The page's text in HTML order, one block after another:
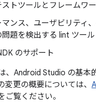
トツールとフレームワ
ンス、ユーザビリティ
題を検出する lint ツール
のサポート
、Android Studio の基本
変更の概要については、
ご覧ください。